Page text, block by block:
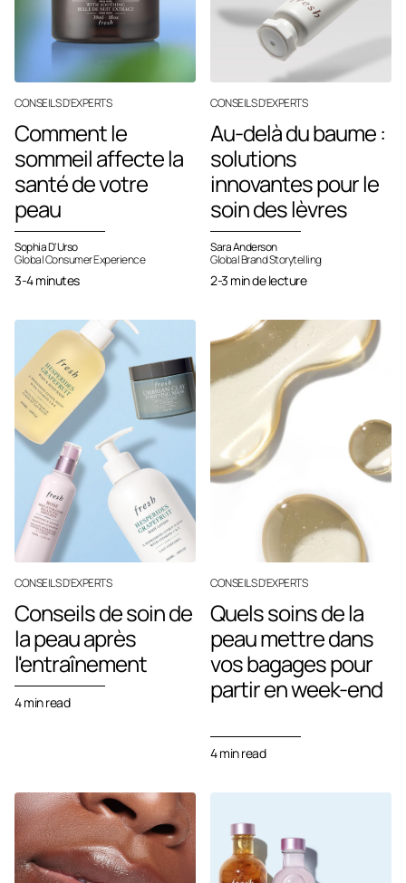
CONSEILS D'EXPERTS
Comment le
sommeil affecte la
santé de votre
peau
Sophia D'Urso
Global Consumer Experience
3-4 minutes
CONSEILS D'EXPERTS
Au-delà du baume :
solutions
innovantes pour le
soin des lèvres
Sara Anderson
Global Brand Storytelling
2-3 min de lecture
CONSEILS D'EXPERTS
Conseils de soin de
la peau après
l'entraînement
4 min read
CONSEILS D'EXPERTS
Quels soins de la
peau mettre dans
vos bagages pour
partir en week-end
4 min read